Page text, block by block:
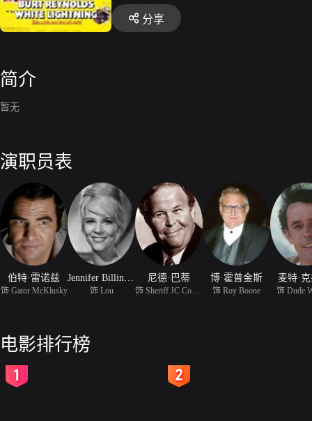
分享
简介
暂无
演职员表
伯特·雷诺兹
饰 Gator McKlusky 饰 Lou
尼德·巴蒂 博·霍普金斯
饰 Roy Boone
麦特·
饰 Dude
电影排行榜